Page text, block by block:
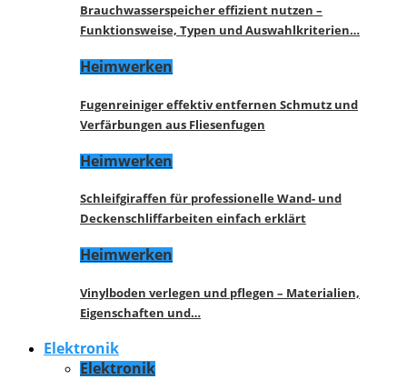
Brauchwasserspeicher effizient nutzen –
Funktionsweise, Typen und Auswahlkriterien…
Heimwerken
Fugenreiniger effektiv entfernen Schmutz und
Verfärbungen aus Fliesenfugen
Heimwerken
Schleifgiraffen für professionelle Wand- und
Deckenschliffarbeiten einfach erklärt
Heimwerken
Vinylboden verlegen und pflegen – Materialien,
Eigenschaften und…
Elektronik
Elektronik